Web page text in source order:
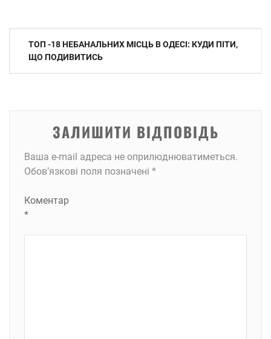
Навігація
записів
ТОП -18 НЕБАНАЛЬНИХ МІСЦЬ В ОДЕСІ: КУДИ ПІТИ,
ЩО ПОДИВИТИСЬ
ЗАЛИШИТИ ВІДПОВІДЬ
Ваша e-mail адреса не оприлюднюватиметься.
Обов’язкові поля позначені *
Коментар
*